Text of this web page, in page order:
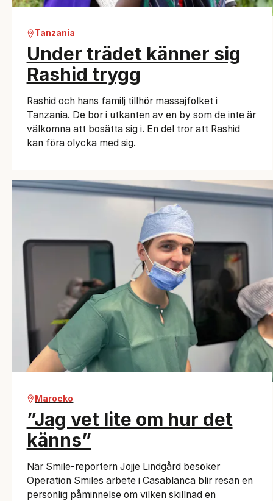
Tanzania
Under trädet känner sig
Rashid trygg
Rashid och hans familj tillhör massajfolket i
Tanzania. De bor i utkanten av en by som de inte är
välkomna att bosätta sig i. En del tror att Rashid
kan föra olycka med sig.
Marocko
”Jag vet lite om hur det
känns”
När Smile-reportern Jojje Lindgård besöker
Operation Smiles arbete i Casablanca blir resan en
personlig påminnelse om vilken skillnad en